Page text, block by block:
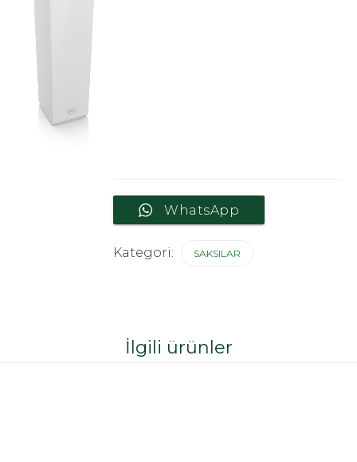
WhatsApp
Kategori: SAKSILAR
İlgili ürünler